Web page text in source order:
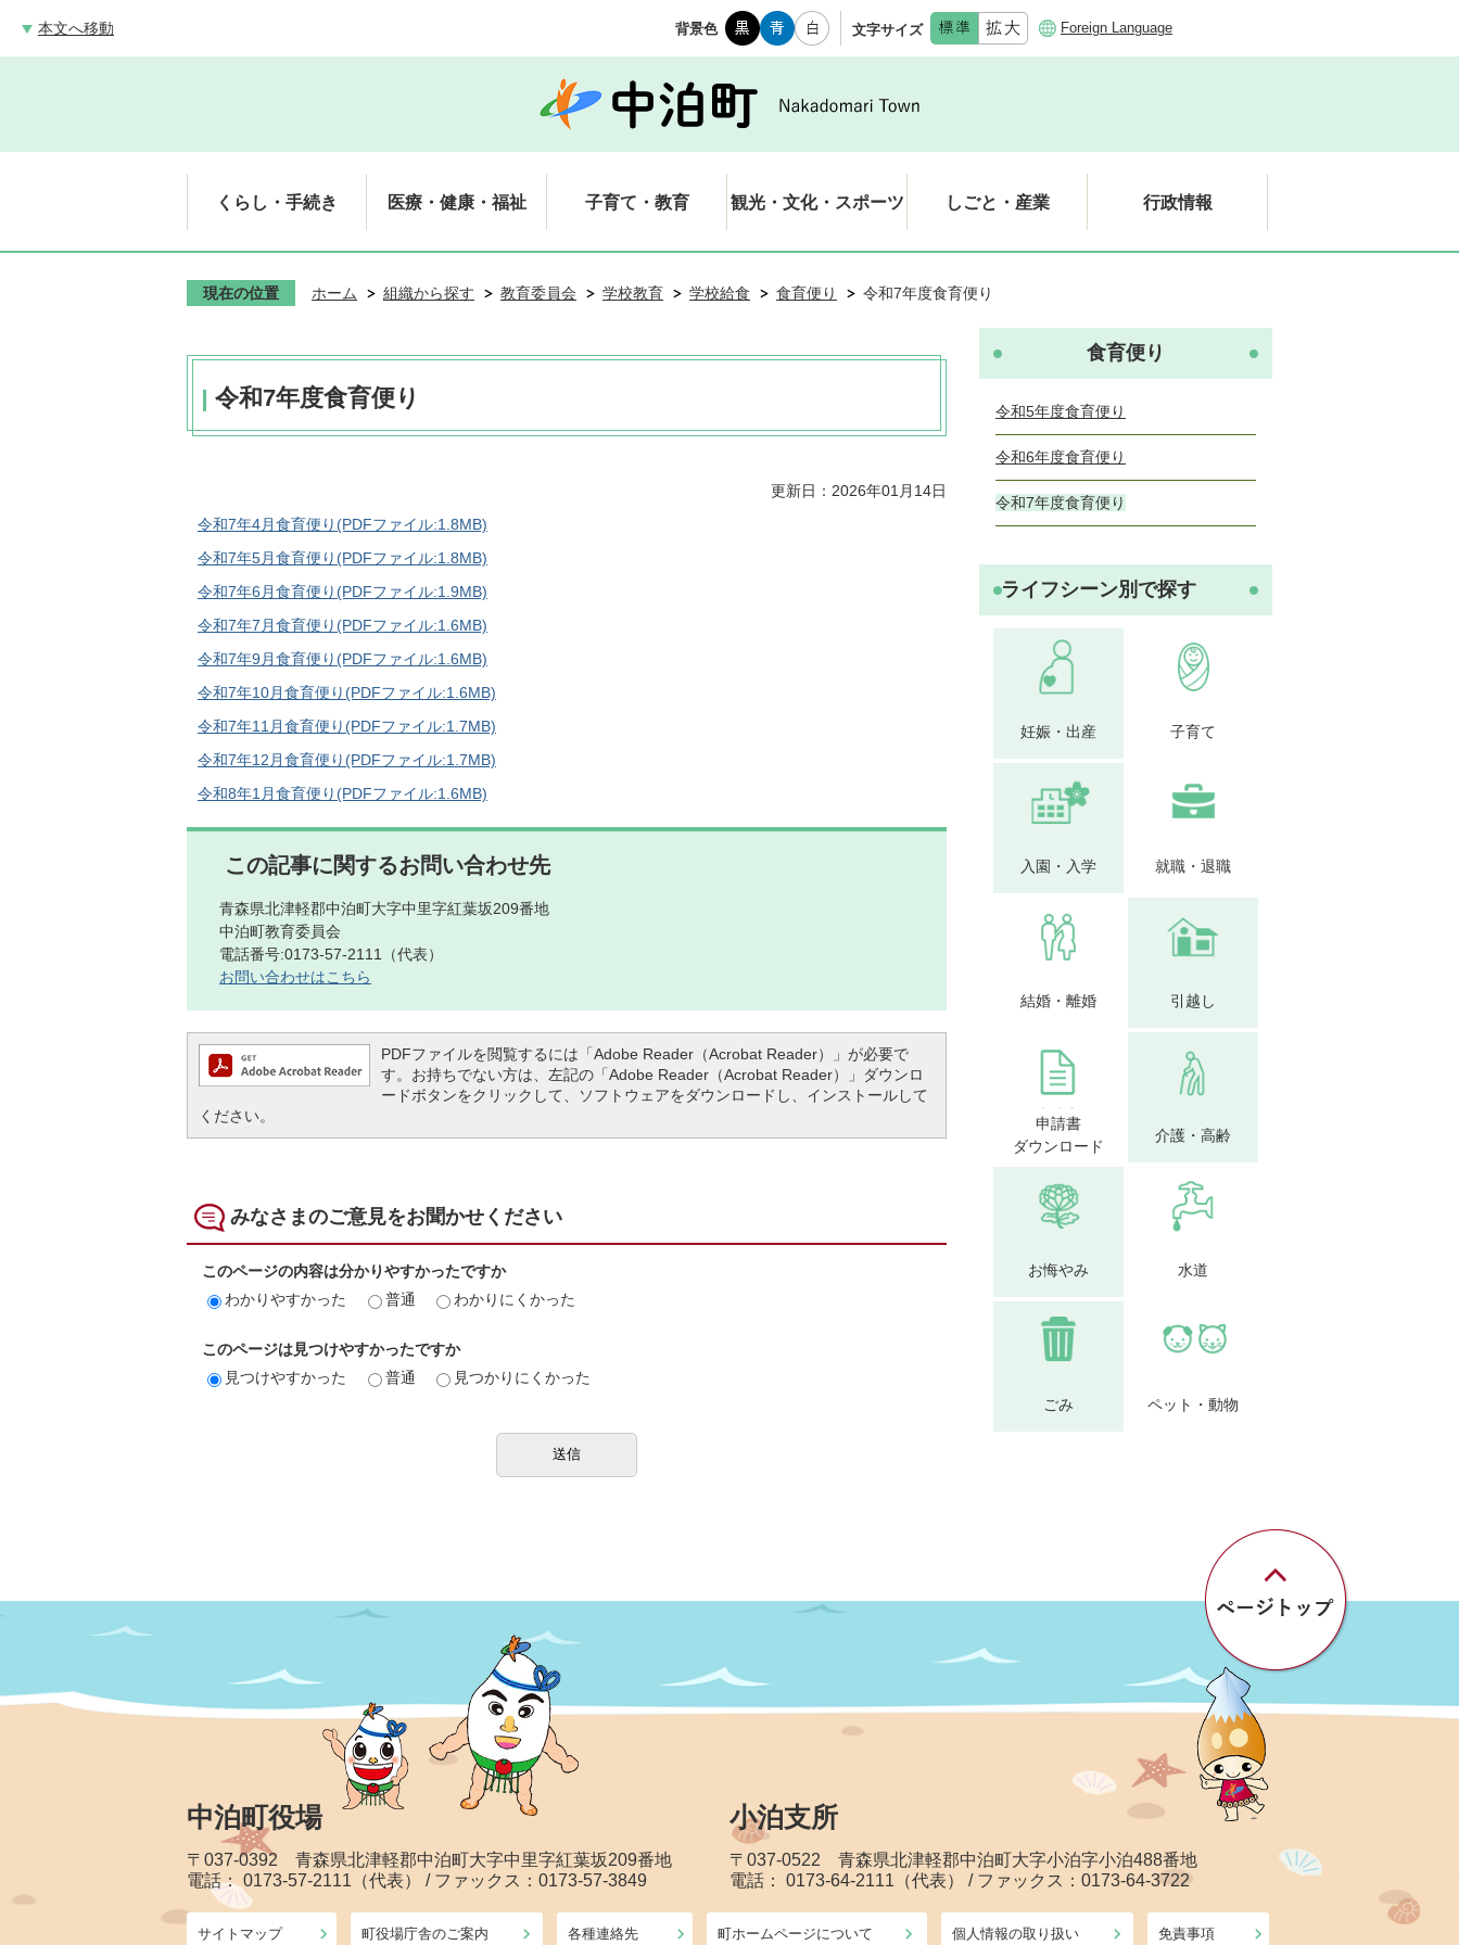
本文へ移動 背景色 文字サイズ Foreign Language
くらし・手続き 医療・健康・福祉 子育て・教育 観光・文化・スポーツ しごと・産業 行政情報
現在の位置 ホーム 組織から探す 教育委員会 学校教育 学校給食 食育便り 令和7年度食育便り
令和7年度食育便り
更新日：2026年01月14日
令和7年4月食育便り(PDFファイル:1.8MB)
令和7年5月食育便り(PDFファイル:1.8MB)
令和7年6月食育便り(PDFファイル:1.9MB)
令和7年7月食育便り(PDFファイル:1.6MB)
令和7年9月食育便り(PDFファイル:1.6MB)
令和7年10月食育便り(PDFファイル:1.6MB)
令和7年11月食育便り(PDFファイル:1.7MB)
令和7年12月食育便り(PDFファイル:1.7MB)
令和8年1月食育便り(PDFファイル:1.6MB)
この記事に関するお問い合わせ先
青森県北津軽郡中泊町大字中里字紅葉坂209番地
中泊町教育委員会
電話番号:0173-57-2111（代表）
お問い合わせはこちら
PDFファイルを閲覧するには「Adobe Reader（Acrobat Reader）」が必要で
す。お持ちでない方は、左記の「Adobe Reader（Acrobat Reader）」ダウンロ
ードボタンをクリックして、ソフトウェアをダウンロードし、インストールして
ください。
みなさまのご意見をお聞かせください
このページの内容は分かりやすかったですか
わかりやすかった
普通 わかりにくかった
このページは見つけやすかったですか
見つけやすかった
普通 見つかりにくかった
食育便り
令和5年度食育便り
令和6年度食育便り
令和7年度食育便り
ライフシーン別で探す
妊娠・出産 子育て
入園・入学 就職・退職
結婚・離婚 引越し
申請書
ダウンロード
介護・高齢
お悔やみ 水道
ごみ ペット・動物
中泊町役場
〒037-0392 青森県北津軽郡中泊町大字中里字紅葉坂209番地
電話： 0173-57-2111（代表） / ファックス：0173-57-3849
小泊支所
〒037-0522 青森県北津軽郡中泊町大字小泊字小泊488番地
電話： 0173-64-2111（代表） / ファックス：0173-64-3722
サイトマップ 町役場庁舎のご案内 各種連絡先 町ホームページについて 個人情報の取り扱い 免責事項